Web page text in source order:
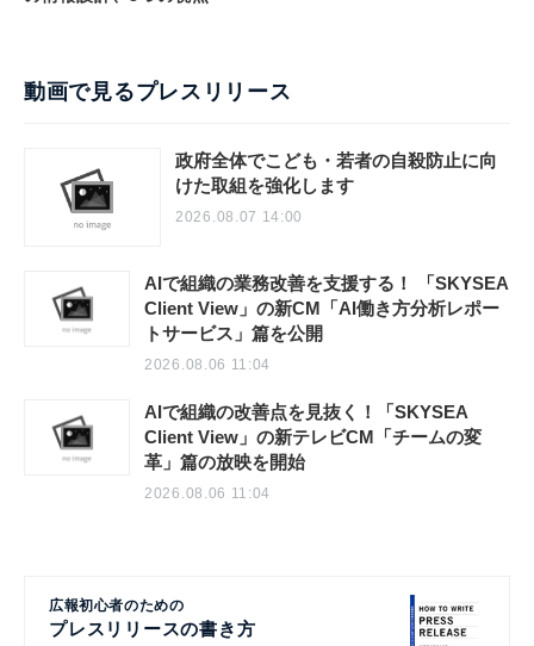
動画で見るプレスリリース
政府全体でこども・若者の自殺防止に向
けた取組を強化します
2026.08.07 14:00
AIで組織の業務改善を支援する！ 「SKYSEA
Client View」の新CM「AI働き方分析レポー
トサービス」篇を公開
2026.08.06 11:04
AIで組織の改善点を見抜く！「SKYSEA
Client View」の新テレビCM「チームの変
革」篇の放映を開始
2026.08.06 11:04
広報初心者のための
プレスリリースの書き方